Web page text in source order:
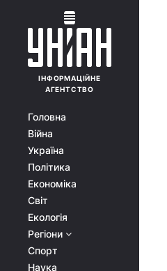
ІНФОРМАЦІЙНЕ
АГЕНТСТВО
Головна
Війна
Україна
Політика
Економіка
Світ
Екологія
Регіони
Спорт
Наука